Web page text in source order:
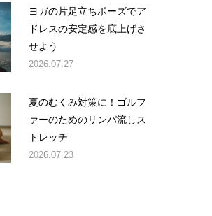
ヨガの片足立ちポーズでア
ドレスの安定感を底上げさ
せよう
2026.07.27
夏のむくみ対策に！ゴルフ
ァーのためのリンパ流しス
トレッチ
2026.07.23